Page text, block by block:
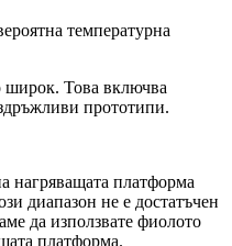
температурна
широк. Това включва
прототипи.
нагряващата платформа
диапазон не е достатъчен
да използвате фиолото
платформа.